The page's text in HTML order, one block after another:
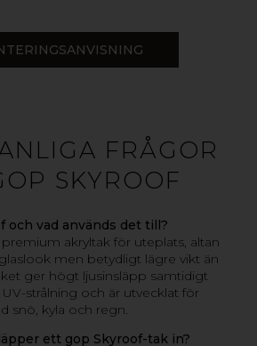
FRÅGOR
SKYROOF
och vad används det till?
akryltak för uteplats, altan
men betydligt lägre vikt än
ger högt ljusinsläpp samtidigt
strålning och är utvecklat för
snö, kyla och regn.
ett gop Skyroof-tak in?